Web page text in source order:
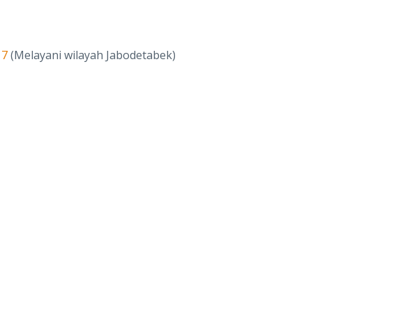
(Melayani wilayah Jabodetabek)